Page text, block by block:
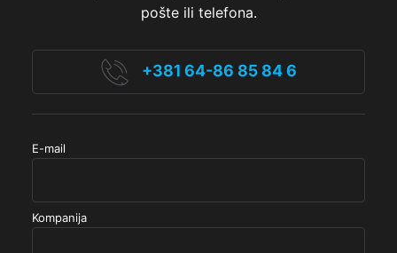
pošte ili telefona.
+381 64-86 85 84 6
E-mail
Kompanija